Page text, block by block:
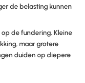
de belasting kunnen
de fundering. Kleine
maar grotere
duiden op diepere